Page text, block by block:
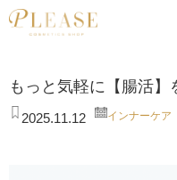
もっと気軽に【腸活】
2025.11.12 インナーケア